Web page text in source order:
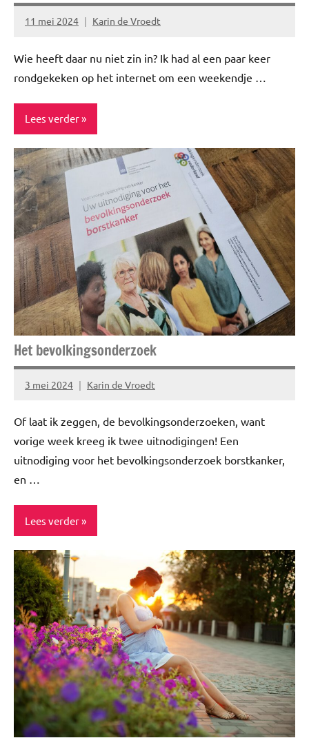
11 mei 2024 Karin de Vroedt
Geen
Wie heeft daar nu niet zin in? Ik had al een paar keer
rondgekeken op het internet om een weekendje …
Lees verder
ADV
Blog
Travel
Vakantie
Het bevolkingsonderzoek
3 mei 2024 Karin de Vroedt
Geen
Of laat ik zeggen, de bevolkingsonderzoeken, want
vorige week kreeg ik twee uitnodigingen! Een
uitnodiging voor het bevolkingsonderzoek borstkanker,
en …
Lees verder
Blog
Healthy
Risico's